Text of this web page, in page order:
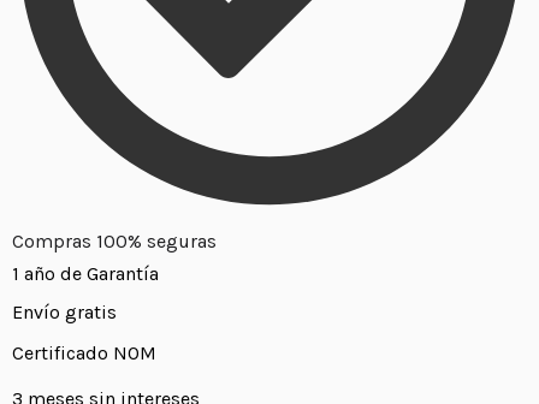
Compras 100% seguras
1 año de Garantía
Envío gratis
Certificado NOM
3 meses sin intereses